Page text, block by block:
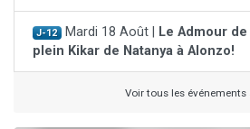
J-12 Mardi 18 Août |
Le Admour
plein Kikar de Natanya à Alonzo!
Voir tous les événements